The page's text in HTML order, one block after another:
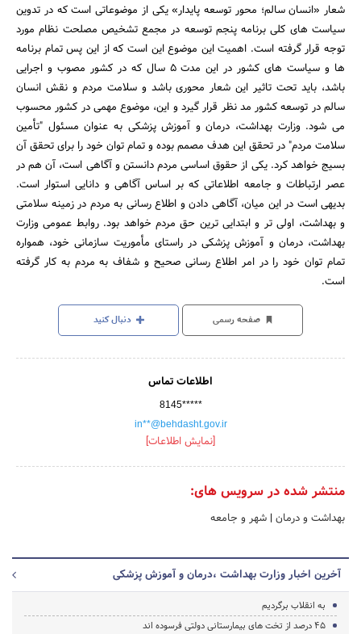
شعار «انسان سالم؛ محور توسعه پایدار» یکی از موضوعاتی است که در تدوین
سیاست های کلی برنامه پنجم توسعه در مجمع تشخیص مصلحت نظام مورد
توجه قرار گرفته است. اهمیت این موضوع این است که از این پس تمام برنامه
ها و سیاست های کشور در این مدت 5 سال که در کشور مصوب و اجرایی
باشد، باید تحت تاثیر این شعار محوری باشد و سلامت مردم و نقش انسان
سالم در توسعه کشور مد نظر قرار گیرد و این، موضوع مهمی در کشور محسوب
می شود. وزارت بهداشت، درمان و آموزش پزشکی به عنوان مسئول "تأمین
سلامت مردم" در تحقق این هدف مصمم بوده و تمام توان خود را برای تحقق آن
بسیج خواهد کرد. یکی از حقوق اساسی مردم دانستن و آگاهی است، آن هم در
عصر ارتباطات و جامعه اطلاعاتی که بر اساس آگاهی و دانایی استوار است.
بدیهی است در این میان، آگاهی دادن و اطلاع رسانی به مردم در زمینه سلامتی
و بهداشت، اولی تر و ابتدایی ترین حق مردم خواهد بود. روابط عمومی وزارت
بهداشت، درمان و آموزش پزشکی در راستای مأموریت سازمانی خود، همواره
تمام توان خود را در امر اطلاع رسانی صحیح و شفاف به مردم به کار گرفته
است.
صفحه رسمی دنبال کنید
اطلاعات تماس
8145*****
in**@behdasht.gov.ir
[نمایش اطلاعات]
منتشر شده در سرویس های:
بهداشت و درمان | شهر و جامعه
آخرین اخبار وزارت بهداشت ،درمان و آموزش پزشکی
به انقلاب برگردیم
45 درصد از تخت های بیمارستانی دولتی فرسوده اند